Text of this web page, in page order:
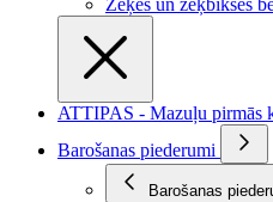
Zeķes un zeķbikses
ATTIPAS - Mazuļu pirmās
Barošanas piederumi
Barošanas